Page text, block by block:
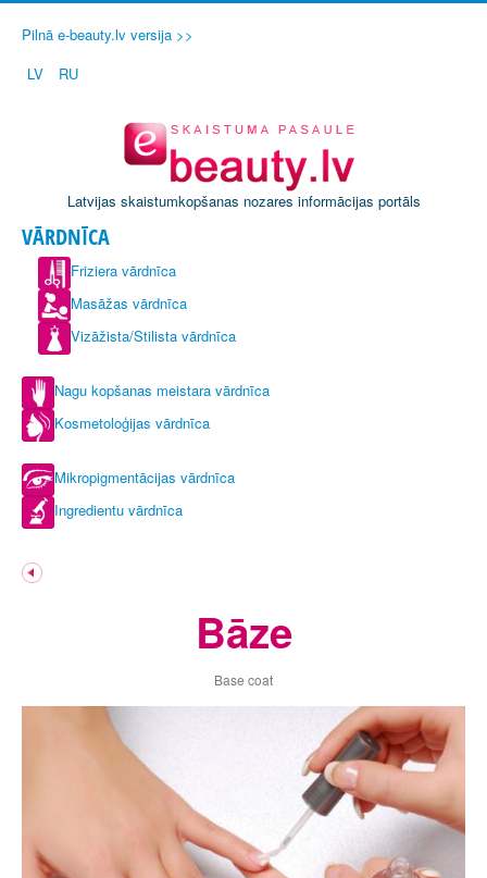
Pilnā e-beauty.lv versija >>
LV
RU
Latvijas skaistumkopšanas nozares informācijas portāls
VĀRDNĪCA
Friziera vārdnīca
Masāžas vārdnīca
Vizāžista/Stilista vārdnīca
Nagu kopšanas meistara vārdnīca
Kosmetoloģijas vārdnīca
Mikropigmentācijas vārdnīca
Ingredientu vārdnīca
Bāze
Base coat